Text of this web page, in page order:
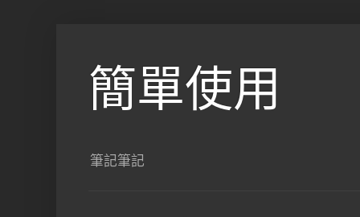
簡單使用
筆記筆記